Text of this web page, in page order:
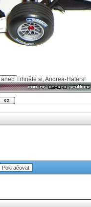
Trhněte si, Andrea-Haters!